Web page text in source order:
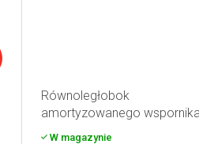
Równoległobok
amortyzowanego wspornika
siodełka M-WAVE
W magazynie